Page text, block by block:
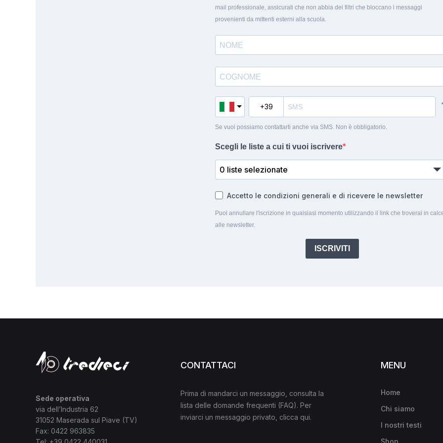
mail professionale, assicurati che non abbia dei filtri che bloccano i messaggi
provenienti da mittenti esterni alla scuola.
Se vuoi possiamo contattarti anche via SMS. Non è obbligatorio.
Scegli le liste a cui ti vuoi iscrivere
0 liste selezionate
Accetto le condizioni generali e di ricevere le newsletter
Puoi annullare l'iscrizione in qualsiasi momento utilizzando il link che troverai in
alle newsletter.
ISCRIVITI
Sede operativa
via dell’Industria 62
31052 Maserada sul Piave (TV)
Fax: 0422 963835
CONTATTACI
Prima di mandarci un messaggio, consulta la
lista delle domande frequenti (FAQ). Per
inviarci un messaggio privato, clicca qui.
MENU
Home
Chi siamo
I nostri testi
Shop